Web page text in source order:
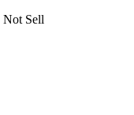
Not Sell